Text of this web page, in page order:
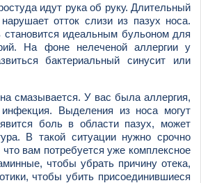
идут рука об руку. Длительный
отток слизи из пазух носа.
становится идеальным бульоном для
На фоне нелеченой аллергии у
бактериальный синусит или
смазывается. У вас была аллергия,
инфекция. Выделения из носа могут
боль в области пазух, может
В такой ситуации нужно срочно
что вам потребуется уже комплексное
чтобы убрать причину отека,
чтобы убить присоединившиеся